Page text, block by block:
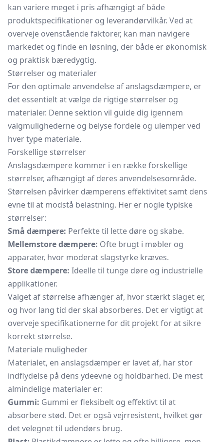
kan variere meget i pris afhængigt af både
produktspecifikationer og leverandørvilkår. Ved at
overveje ovenstående faktorer, kan man navigere
markedet og finde en løsning, der både er økonomisk
og praktisk bæredygtig.
Størrelser og materialer
For den optimale anvendelse af anslagsdæmpere, er
det essentielt at vælge de rigtige størrelser og
materialer. Denne sektion vil guide dig igennem
valgmulighederne og belyse fordele og ulemper ved
hver type materiale.
Forskellige størrelser
Anslagsdæmpere kommer i en række forskellige
størrelser, afhængigt af deres anvendelsesområde.
Størrelsen påvirker dæmperens effektivitet samt dens
evne til at modstå belastning. Her er nogle typiske
størrelser:
Små dæmpere: Perfekte til lette døre og skabe.
Mellemstore dæmpere: Ofte brugt i møbler og
apparater, hvor moderat slagstyrke kræves.
Store dæmpere: Ideelle til tunge døre og industrielle
applikationer.
Valget af størrelse afhænger af, hvor stærkt slaget er,
og hvor lang tid der skal absorberes. Det er vigtigt at
overveje specifikationerne for dit projekt for at sikre
korrekt størrelse.
Materiale muligheder
Materialet, en anslagsdæmper er lavet af, har stor
indflydelse på dens ydeevne og holdbarhed. De mest
almindelige materialer er:
Gummi: Gummi er fleksibelt og effektivt til at
absorbere stød. Det er også vejrresistent, hvilket gør
det velegnet til udendørs brug.